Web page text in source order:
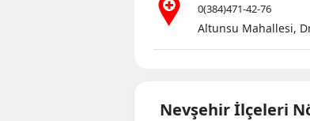
0(384)471-42-76
Altunsu Mahallesi,
Nevşehir İlçeleri